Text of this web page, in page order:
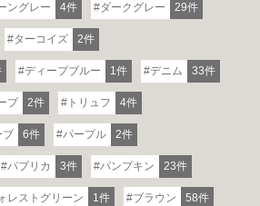
ングレー 4件 ダークグレー 29件
ターコイズ 2件
ディープブルー 1件 デニム 33件
プ 2件 トリュフ 4件
ブ 6件 パープル 2件
パプリカ 3件 パンプキン 23件
レストグリーン 1件 ブラウン 58件